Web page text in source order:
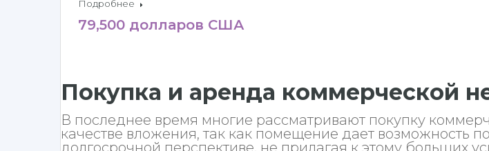
Подробнее
79,500 долларов США
Покупка и аренда коммерческой
В последнее время многие рассматривают покупку
качестве вложения, так как помещение дает возможность
долгосрочной перспективе, не прилагая к этому больших